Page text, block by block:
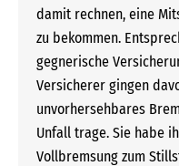
damit rechnen, eine
zu bekommen.
gegnerische
Versicherer gingen
unvorhersehbares
Unfall trage. Sie habe
Vollbremsung zum